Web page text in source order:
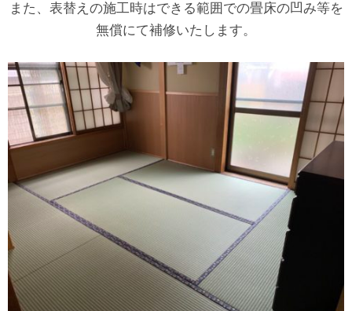
また、表替えの施工時はできる範囲での畳床の凹み等を
無償にて補修いたします。